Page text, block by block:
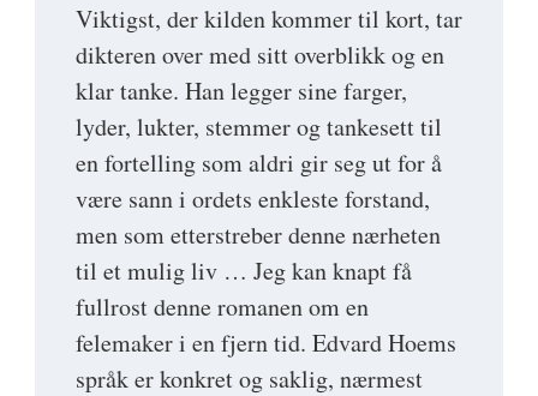
Viktigst, der kilden kommer til kort, tar
dikteren over med sitt overblikk og en
klar tanke. Han legger sine farger,
lyder, lukter, stemmer og tankesett til
en fortelling som aldri gir seg ut for å
være sann i ordets enkleste forstand,
men som etterstreber denne nærheten
til et mulig liv … Jeg kan knapt få
fullrost denne romanen om en
felemaker i en fjern tid. Edvard Hoems
språk er konkret og saklig, nærmest